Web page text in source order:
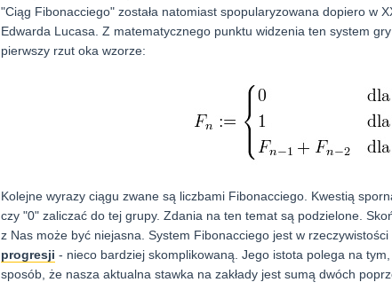
"Ciąg Fibonacciego" została natomiast spopularyzowana dopiero w
Edwarda Lucasa. Z matematycznego punktu widzenia ten system
pierwszy rzut oka wzorze:
Kolejne wyrazy ciągu zwane są liczbami Fibonacciego. Kwestią
czy "0" zaliczać do tej grupy. Zdania na ten temat są podzielone.
z Nas może być niejasna. System Fibonacciego jest w
progresji - nieco bardziej skomplikowaną. Jego istota polega na
sposób, że nasza aktualna stawka na zakłady jest sumą dwóch